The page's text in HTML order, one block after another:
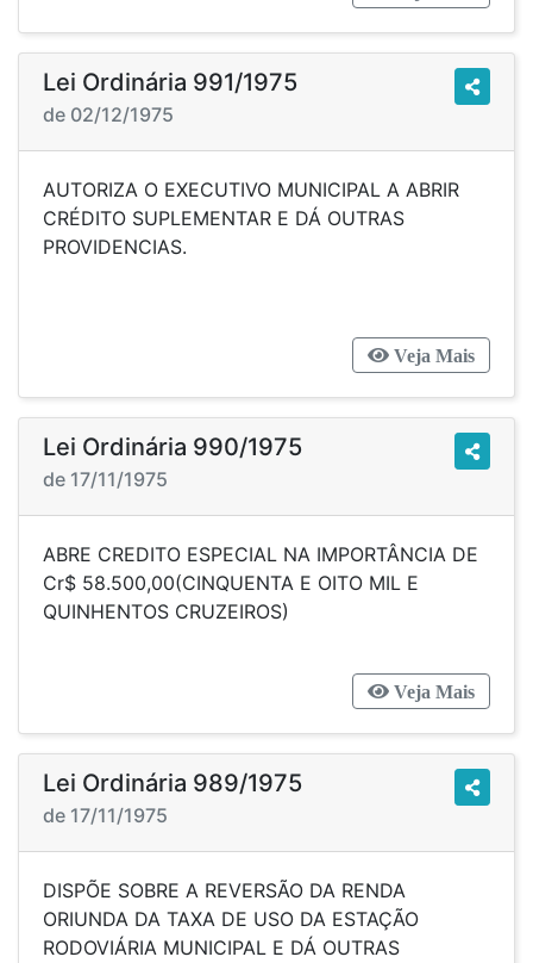
Lei Ordinária 991/1975
de 02/12/1975
AUTORIZA O EXECUTIVO MUNICIPAL A ABRIR
CRÉDITO SUPLEMENTAR E DÁ OUTRAS
PROVIDENCIAS.
Veja Mais
Lei Ordinária 990/1975
de 17/11/1975
ABRE CREDITO ESPECIAL NA IMPORTÂNCIA DE
Cr$ 58.500,00(CINQUENTA E OITO MIL E
QUINHENTOS CRUZEIROS)
Veja Mais
Lei Ordinária 989/1975
de 17/11/1975
DISPÕE SOBRE A REVERSÃO DA RENDA
ORIUNDA DA TAXA DE USO DA ESTAÇÃO
RODOVIÁRIA MUNICIPAL E DÁ OUTRAS